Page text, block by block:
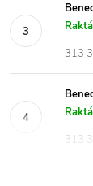
313
313